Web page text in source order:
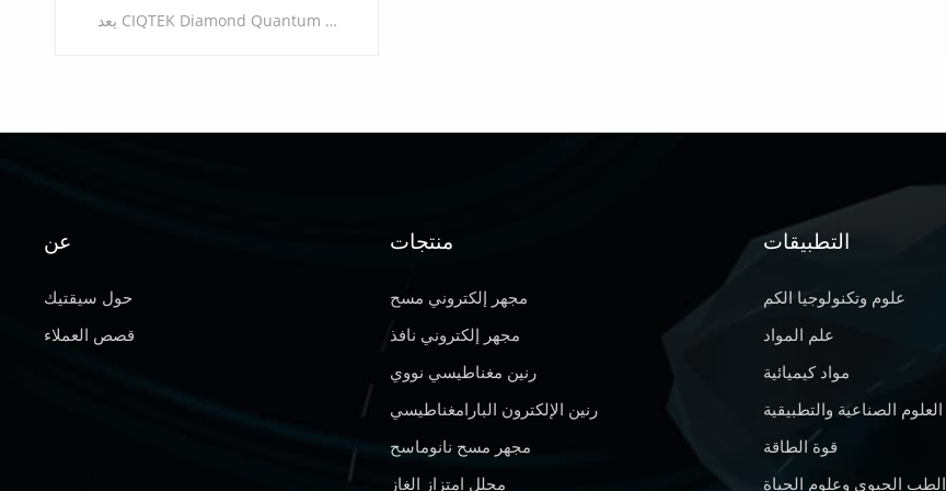
يعد CIQTEK Diamond Quantum Computer for Education أداة تعليمية تعتمد على الرنين المغناطيسي المغزلي للألماس في مركز فراغ النيتروجين (NV). من خلال التحكم في الكميات الفيزيائية الأساسية مثل البصريات والكهرباء والمغناطيسية، فإنه ينفذ التلاعب الكمي وقراءات دوران مركز NV، مما يتيح عرض المفاهيم الأساسية للحوسبة الكمومية، مثل الكيوبتات والبوابات الكمومية والخوارزميات الكمومية. يعمل الجهاز في درجة حرارة الغرفة (لا حاجة لبيئة مبردة)، مما يجعل تكلفة التشغيل صفر تقريبًا. يسهل تصميم سطح المكتب التكيف مع الفصول الدراسية والمختبرات والإعدادات الأخرى لإجراء الدورات التجريبية لميكانيكا الكم والحوسبة الكمومية.
عن
حول سيقتيك
قصص العملاء
منتجات
مجهر إلكتروني مسح
مجهر إلكتروني نافذ
رنين مغناطيسي نووي
رنين الإلكترون البارامغناطيسي
مجهر مسح نانوماسح
محلل امتزاز الغاز
التطبيقات
علوم وتكنولوجيا الكم
علم المواد
مواد كيميائية
العلوم الصناعية والتطبيقية
قوة الطاقة
الطب الحيوي وعلوم الحياة